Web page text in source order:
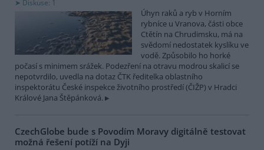
Diskuse: 1
Úhyn raků a ryb v Horním
rybníce u Vranova, části obce
Ctětín na Chrudimsku, má na
svědomí nedostatek kyslíku ve
vodě. Způsobilo ho horké
počasí s minimem srážek. Podezření na otravu modrou skalicí se
nepotvrdilo, uvedla na dotaz ČTK ředitelka oblastního
inspektorátu České inspekce životního prostředí (ČIŽP) v Hradci
Králové Jana Štěpánková.
CzechGlobe bude s Povodím Moravy digitálně testovat
možná řešení potíží na Dyji